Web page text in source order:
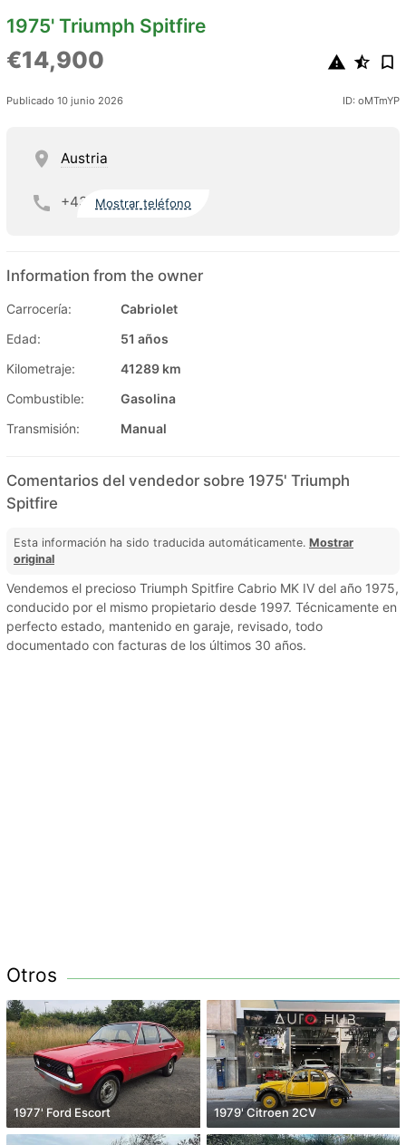
1975' Triumph Spitfire
€14,900
Publicado 10 junio 2026 ID: oMTmYP
Austria
+43 Mostrar teléfono
Information from the owner
Carrocería:
Cabriolet
Edad:
51 años
Kilometraje:
41289 km
Combustible:
Gasolina
Transmisión:
Manual
Comentarios del vendedor sobre 1975' Triumph
Spitfire
Esta información ha sido traducida automáticamente. Mostrar
original
Vendemos el precioso Triumph Spitfire Cabrio MK IV del año 1975,
conducido por el mismo propietario desde 1997. Técnicamente en
perfecto estado, mantenido en garaje, revisado, todo
documentado con facturas de los últimos 30 años.
Otros
1977' Ford Escort 1979' Citroen 2CV